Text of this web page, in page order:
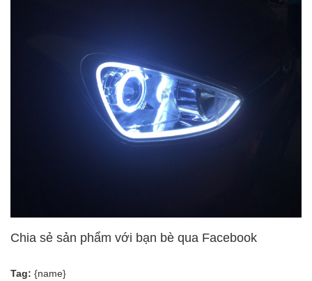
Chia sẻ sản phẩm với bạn bè qua Facebook
Tag: {name}